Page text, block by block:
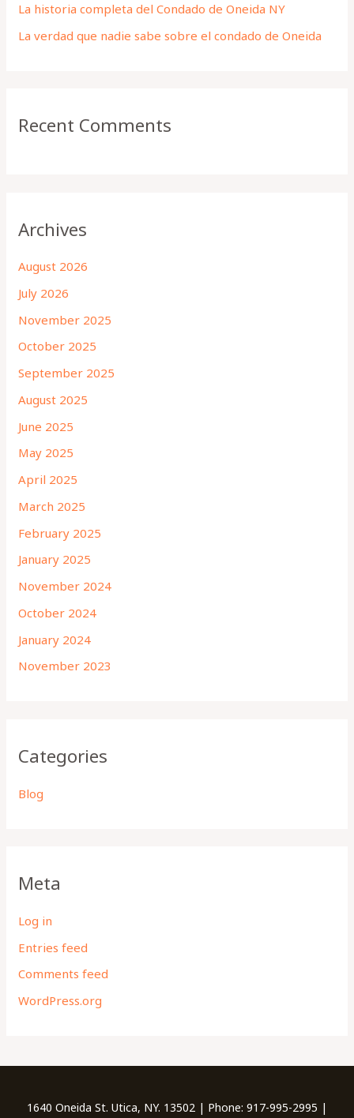
:La historia completa del Condado de Oneida NY
La verdad que nadie sabe sobre el condado de Oneida
Recent Comments
Archives
August 2026
July 2026
November 2025
October 2025
September 2025
August 2025
June 2025
May 2025
April 2025
March 2025
February 2025
January 2025
November 2024
October 2024
January 2024
November 2023
Categories
Blog
Meta
Log in
Entries feed
Comments feed
WordPress.org
1640 Oneida St. Utica, NY. 13502 | Phone: 917-995-2995 |